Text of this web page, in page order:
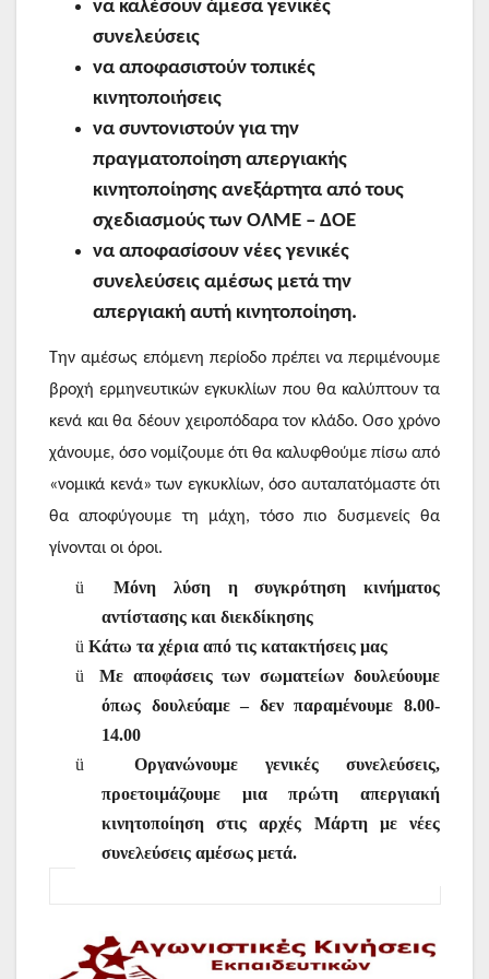
να καλέσουν άμεσα γενικές
συνελεύσεις
να αποφασιστούν τοπικές
κινητοποιήσεις
να συντονιστούν για την
πραγματοποίηση απεργιακής
κινητοποίησης ανεξάρτητα από τους
σχεδιασμούς των ΟΛΜΕ – ΔΟΕ
να αποφασίσουν νέες γενικές
συνελεύσεις αμέσως μετά την
απεργιακή αυτή κινητοποίηση.
Την αμέσως επόμενη περίοδο πρέπει να περιμένουμε
βροχή ερμηνευτικών εγκυκλίων που θα καλύπτουν τα
κενά και θα δέουν χειροπόδαρα τον κλάδο. Οσο χρόνο
χάνουμε, όσο νομίζουμε ότι θα καλυφθούμε πίσω από
«νομικά κενά» των εγκυκλίων, όσο αυταπατόμαστε ότι
θα αποφύγουμε τη μάχη, τόσο πιο δυσμενείς θα
γίνονται οι όροι.
ü
Μόνη λύση η συγκρότηση κινήματος
αντίστασης και διεκδίκησης
ü Κάτω τα χέρια από τις κατακτήσεις μας
ü
Με αποφάσεις των σωματείων δουλεύουμε
όπως δουλεύαμε – δεν παραμένουμε 8.00-
14.00
ü
Οργανώνουμε γενικές συνελεύσεις,
προετοιμάζουμε μια πρώτη απεργιακή
κινητοποίηση στις αρχές Μάρτη με νέες
συνελεύσεις αμέσως μετά.